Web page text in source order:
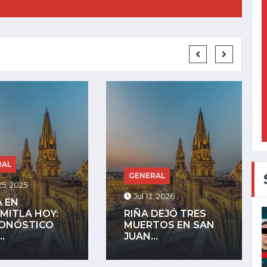
2026
TRES
EN SAN
GENERAL
Jul 27, 2025
LA COMUNIDAD
INDÍGENA DE
MEZQUITÁN
ADVIERTE QUE...